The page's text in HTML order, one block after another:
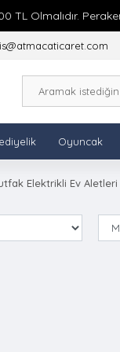
Olmalıdır.
Oyuncak
Elektrikli Ev Aletleri